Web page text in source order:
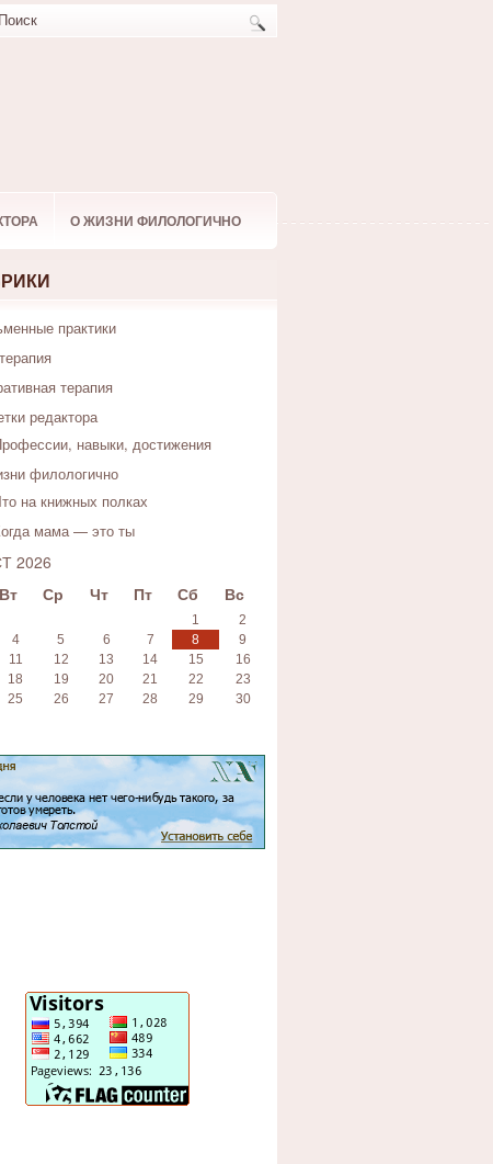
О ЖИЗНИ ФИЛОЛОГИЧНО
практики
терапия
редактора
навыки, достижения
филологично
на книжных полках
мама — это ты
2026
Вт Ср Чт Пт Сб Вс
1
2
4 5 6 7 8
9
11 12 13 14 15
16
18 19 20 21 22
23
25 26 27 28 29
30